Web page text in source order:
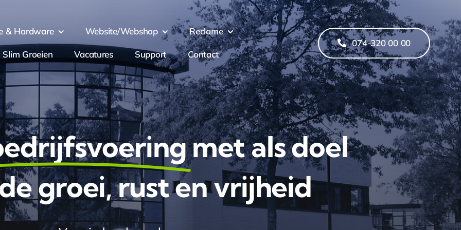
& Hardware Website/webshop Reclame
Slim Groeien Vacatures Support Contact
074-320 00 00
met als doel
groei, rust en vrijheid